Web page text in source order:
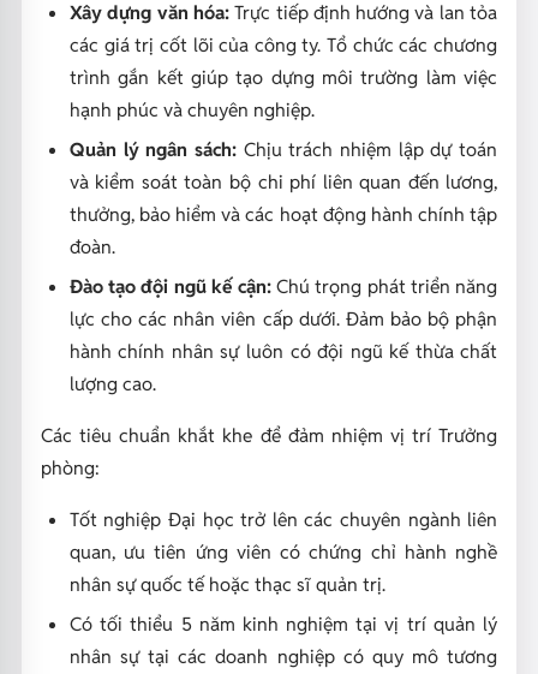
Xây dựng văn hóa:Trực tiếp định hướng và lan tỏa
các giá trị cốt lõi của công ty. Tổ chức các chương
trình gắn kết giúp tạo dựng môi trường làm việc
hạnh phúc và chuyên nghiệp.
Quản lý ngân sách:Chịu trách nhiệm lập dự toán
và kiểm soát toàn bộ chi phí liên quan đến lương,
thưởng, bảo hiểm và các hoạt động hành chính tập
đoàn.
Đào tạo đội ngũ kế cận: Chú trọng phát triển năng
lực cho các nhân viên cấp dưới. Đảm bảo bộ phận
hành chính nhân sự luôn có đội ngũ kế thừa chất
lượng cao.
Các tiêu chuẩn khắt khe để đảm nhiệm vị trí Trưởng
phòng:
Tốt nghiệp Đại học trở lên các chuyên ngành liên
quan, ưu tiên ứng viên có chứng chỉ hành nghề
nhân sự quốc tế hoặc thạc sĩ quản trị.
Có tối thiểu 5 năm kinh nghiệm tại vị trí quản lý
nhân sự tại các doanh nghiệp có quy mô tương